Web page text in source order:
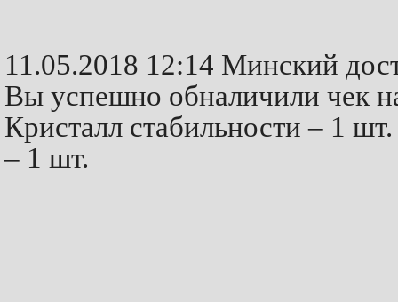
11.05.2018 12:14 Минский
Вы успешно обналичили чек
Кристалл стабильности – 1
– 1 шт.